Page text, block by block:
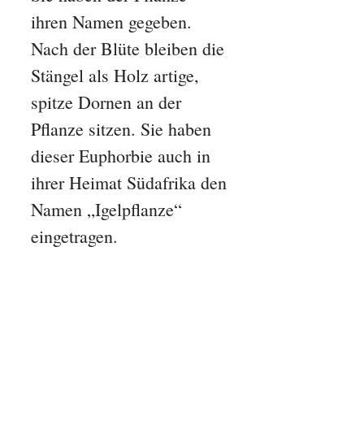
ihren Namen gegeben.
Nach der Blüte bleiben die
Stängel als Holz artige,
spitze Dornen an der
Pflanze sitzen. Sie haben
dieser Euphorbie auch in
ihrer Heimat Südafrika den
Namen „Igelpflanze“
eingetragen.